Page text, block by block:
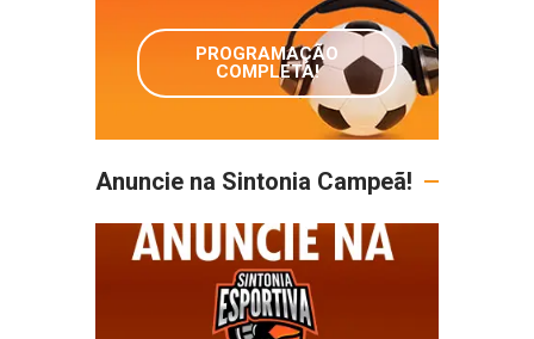
PROGRAMAÇÃO
COMPLETA!
Anuncie na Sintonia Campeã!